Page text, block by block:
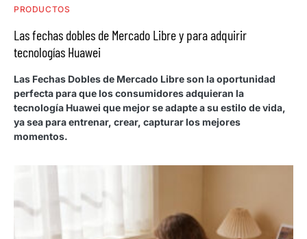
PRODUCTOS
Las fechas dobles de Mercado Libre y para adquirir
tecnologías Huawei
Las Fechas Dobles de Mercado Libre son la oportunidad
perfecta para que los consumidores adquieran la
tecnología Huawei que mejor se adapte a su estilo de vida,
ya sea para entrenar, crear, capturar los mejores
momentos.